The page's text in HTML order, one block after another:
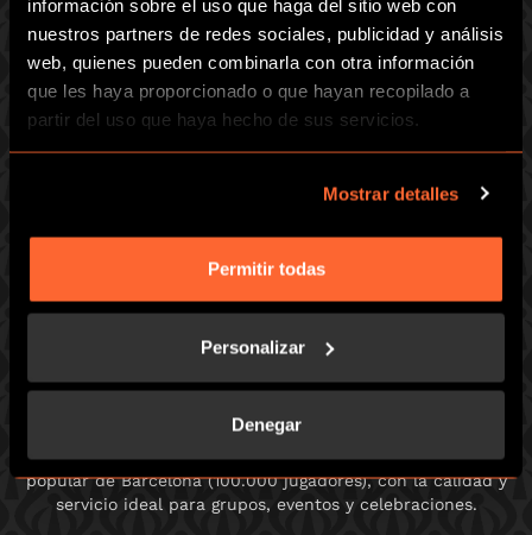
información sobre el uso que haga del sitio web con
nuestros partners de redes sociales, publicidad y análisis
web, quienes pueden combinarla con otra información
que les haya proporcionado o que hayan recopilado a
partir del uso que haya hecho de sus servicios.
Mostrar detalles
Permitir todas
Personalizar
Denegar
3 JUEGOS EN 6 SALAS: ¡ESCOGE TU
RETO!
BASADOS EN CASOS REALES DE LA
BARCELONA DE 1900
en modo competición – de 2 a 68 jugadores.
de instalaciones, gran sala de celebración, cuidada
A 2 minutos de Sagrada Familia.
Somos la marca líder mundial en Escape Room y el más
popular de Barcelona (100.000 jugadores), con la calidad y
servicio ideal para grupos, eventos y celebraciones.